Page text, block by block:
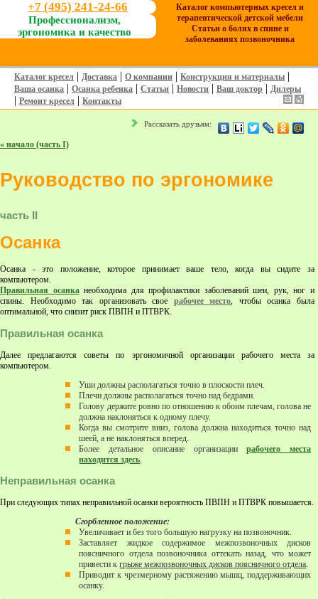
+7 (495) 241-24-66
Профессионализм,
эргономика и качество
Каталог компьютерных кресел и
терапевтической детской мебели
Статьи о болях в спине и
заболеваниях позвоночника
Каталог кресел | Доставка | О компании | Конструкция и материалы |
Ваша осанка | Осанка ребенка | Статьи | Новости | Ваш доктор | Дилеры
| Ремонт кресел | Контакты
Рассказать друзьям:
« начало (часть I)
Руководство по эргономике
часть II
Осанка
Осанка - это положение, которое принимает ваше тело, когда вы сидите за
компьютером.
Правильная осанканеобходима для профилактики заболеваний шеи, рук, ног и
спины. Необходимо так организовать свое рабочее место, чтобы осанка была
оптимальной, что снизит риск ПВПН и ПТВРК.
Правильная осанка
Далее предлагаются советы по эргономичной организации рабочего места за
компьютером.
Уши должны располагаться точно в плоскости плеч.
Плечи должны располагаться точно над бедрами.
Голову держите ровно по отношению к обоим плечам, голова не
должна наклоняться к одному плечу.
Когда вы смотрите вниз, голова должна находиться точно над
шеей, а не наклоняться вперед.
Более детальное описание организациирабочего места
находится здесь
Неправильная осанка
При следующих типах неправильной осанки вероятность ПВПН и ПТВРК повышается.
Сгорбленное положение:
Увеличивает и без того большую нагрузку на позвоночник.
Заставляет жидкое содержимое межпозвоночных дисков
поясничного отдела позвоночника оттекать назад, что может
привести кгрыже межпозвоночных дисков поясничного отдела.
Приводит к чрезмерному растяжению мышц, поддерживающих
осанку.